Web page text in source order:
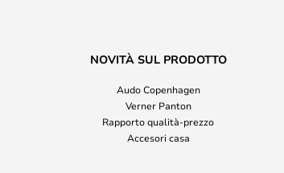
NOVITÀ SUL PRODOTTO
Audo Copenhagen
Verner Panton
Rapporto qualità-prezzo
Accesori casa